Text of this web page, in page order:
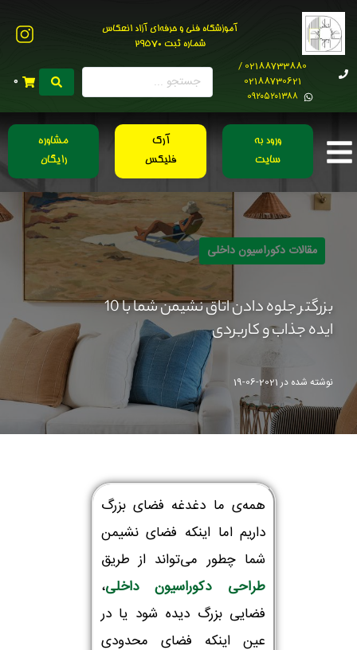
آموزشگاه فنی و حرفه‌ای آزاد انعکاس
شماره ثبت 29570
02188733880 /
02188730621
0۹۲۰۵۲۰۱۳۸۸
0
ورود به
سایت
آرک
فلیکس
مشاوره
رایگان
مقالات دکوراسیون داخلی
بزرگتر جلوه دادن اتاق نشیمن شما با 10
ایده جذاب و کاربردی
نوشته شده در2021-06-19
همه‌ی ما دغدغه فضای بزرگ
داریم اما اینکه فضای نشیمن
شما چطور می‌تواند از طریق
طراحی دکوراسیون داخلی،
فضایی بزرگ دیده شود یا در
عین اینکه فضای محدودی